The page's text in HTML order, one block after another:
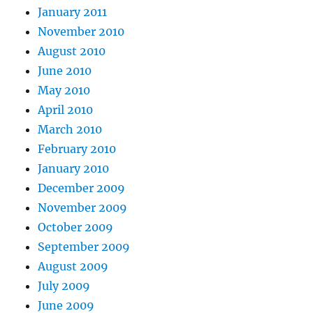
January 2011
November 2010
August 2010
June 2010
May 2010
April 2010
March 2010
February 2010
January 2010
December 2009
November 2009
October 2009
September 2009
August 2009
July 2009
June 2009